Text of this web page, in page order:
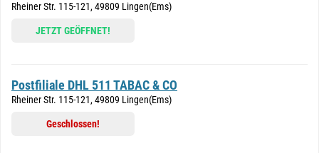
Rheiner Str. 115-121, 49809 Lingen(Ems)
JETZT GEÖFFNET!
Postfiliale DHL 511 TABAC & CO
Rheiner Str. 115-121, 49809 Lingen(Ems)
Geschlossen!